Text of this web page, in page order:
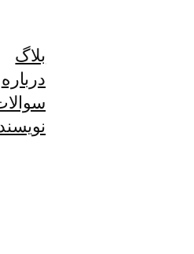
بلاگ
درباره